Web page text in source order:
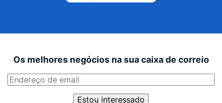
Os melhores negócios na sua caixa de correio
Estou interessado